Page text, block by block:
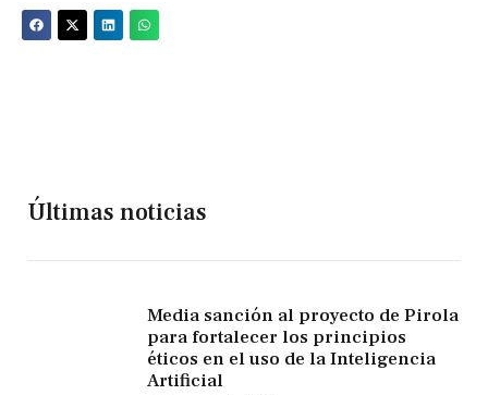
Últimas noticias
Media sanción al proyecto de Pirola
para fortalecer los principios
éticos en el uso de la Inteligencia
Artificial